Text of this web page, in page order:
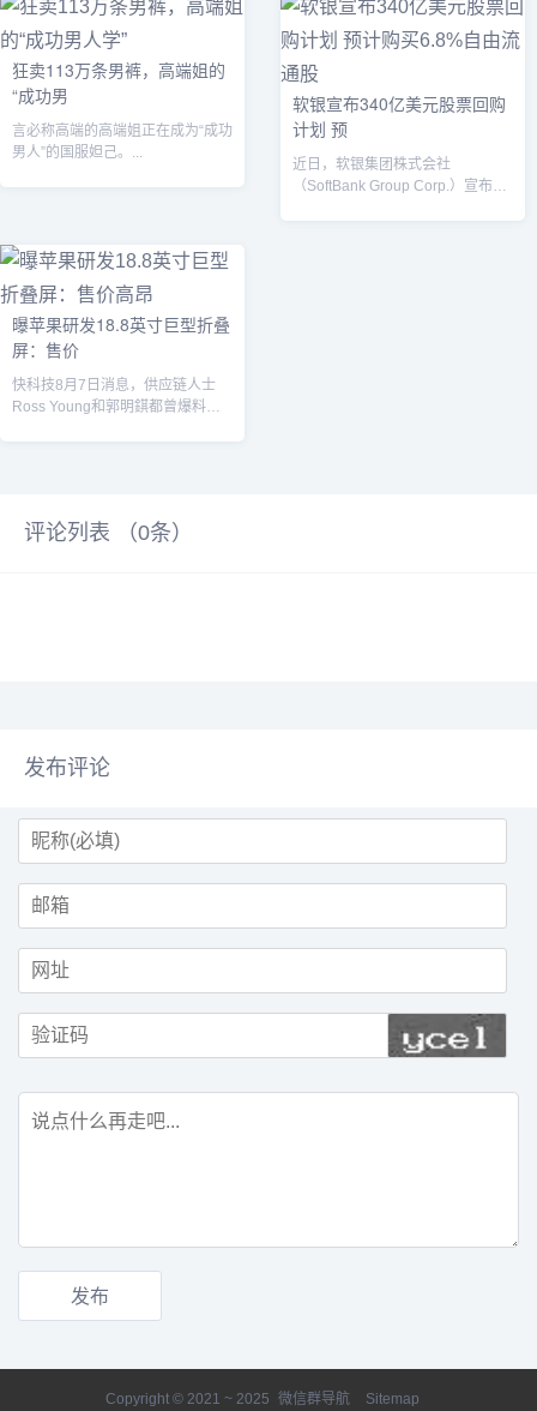
狂卖113万条男裤，高端姐的
“成功男
言必称高端的高端姐正在成为“成功
男人”的国服妲己。...
软银宣布340亿美元股票回购
计划 预
近日，软银集团株式会社
（SoftBank Group Corp.）宣布了
曝苹果研发18.8英寸巨型折叠
屏：售价
快科技8月7日消息，供应链人士
Ross Young和郭明錤都曾爆料
评论列表 （0条）
发布评论
Copyright © 2021 ~ 2025 微信群导航 Sitemap